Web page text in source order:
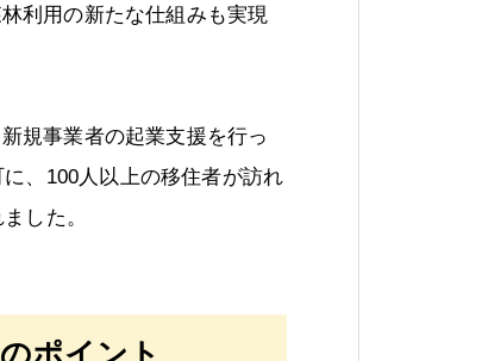
利用の新たな仕組みも実現
規事業者の起業支援を行っ
、100人以上の移住者が訪れ
した。